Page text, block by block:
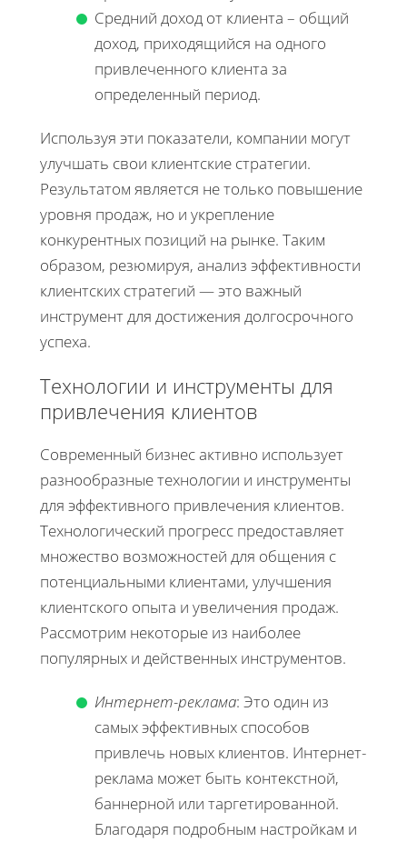
Средний доход от клиента – общий
доход, приходящийся на одного
привлеченного клиента за
определенный период.
Используя эти показатели, компании могут
улучшать свои клиентские стратегии.
Результатом является не только повышение
уровня продаж, но и укрепление
конкурентных позиций на рынке. Таким
образом, резюмируя, анализ эффективности
клиентских стратегий — это важный
инструмент для достижения долгосрочного
успеха.
Технологии и инструменты для
привлечения клиентов
Современный бизнес активно использует
разнообразные технологии и инструменты
для эффективного привлечения клиентов.
Технологический прогресс предоставляет
множество возможностей для общения с
потенциальными клиентами, улучшения
клиентского опыта и увеличения продаж.
Рассмотрим некоторые из наиболее
популярных и действенных инструментов.
Интернет-реклама: Это один из
самых эффективных способов
привлечь новых клиентов. Интернет-
реклама может быть контекстной,
баннерной или таргетированной.
Благодаря подробным настройкам и